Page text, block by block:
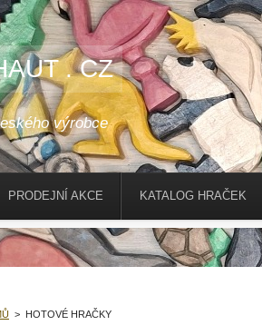
. CZ
výrobce
> HOTOVÉ HRAČKY
PRODEJNÍ AKCE KATALOG HRAČEK